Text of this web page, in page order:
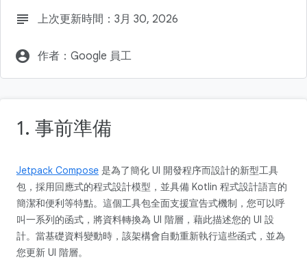
subject 上次更新時間：3月 30, 2026
account_circle 作者：Google 員工
1. 事前準備
Jetpack Compose 是為了簡化 UI 開發程序而設計的新型工具
包，採用回應式的程式設計模型，並具備 Kotlin 程式設計語言的
簡潔和便利等特點。這個工具包全面支援宣告式機制，您可以呼
叫一系列的函式，將資料轉換為 UI 階層，藉此描述您的 UI 設
計。當基礎資料變動時，該架構會自動重新執行這些函式，並為
您更新 UI 階層。